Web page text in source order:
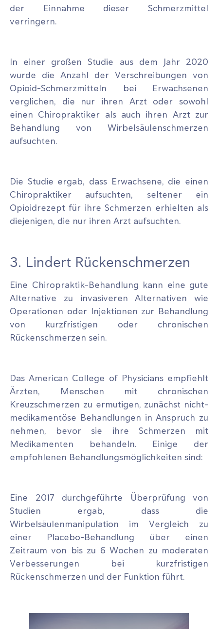
der Einnahme dieser Schmerzmittel
verringern.
In einer großen Studie aus dem Jahr 2020
wurde die Anzahl der Verschreibungen von
Opioid-Schmerzmitteln bei Erwachsenen
verglichen, die nur ihren Arzt oder sowohl
einen Chiropraktiker als auch ihren Arzt zur
Behandlung von Wirbelsäulenschmerzen
aufsuchten.
Die Studie ergab, dass Erwachsene, die einen
Chiropraktiker aufsuchten, seltener ein
Opioidrezept für ihre Schmerzen erhielten als
diejenigen, die nur ihren Arzt aufsuchten.
3. Lindert Rückenschmerzen
Eine Chiropraktik-Behandlung kann eine gute
Alternative zu invasiveren Alternativen wie
Operationen oder Injektionen zur Behandlung
von kurzfristigen oder chronischen
Rückenschmerzen sein.
Das American College of Physicians empfiehlt
Ärzten, Menschen mit chronischen
Kreuzschmerzen zu ermutigen, zunächst nicht-
medikamentöse Behandlungen in Anspruch zu
nehmen, bevor sie ihre Schmerzen mit
Medikamenten behandeln. Einige der
empfohlenen Behandlungsmöglichkeiten sind:
Eine 2017 durchgeführte Überprüfung von
Studien ergab, dass die
Wirbelsäulenmanipulation im Vergleich zu
einer Placebo-Behandlung über einen
Zeitraum von bis zu 6 Wochen zu moderaten
Verbesserungen bei kurzfristigen
Rückenschmerzen und der Funktion führt.